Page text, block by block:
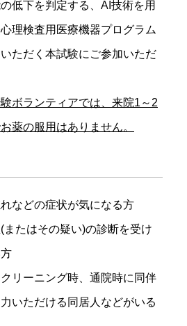
低下を判定する、AI技術を用
理検査用医療機器プログラム
ただく本試験にご参加いただ
ボランティアでは、来院1～2
薬の服用はありません。
れなどの症状が気になる方
(またはその疑い)の診断を受け
クリーニング時、通院時に同伴
いただける同居人などがいる